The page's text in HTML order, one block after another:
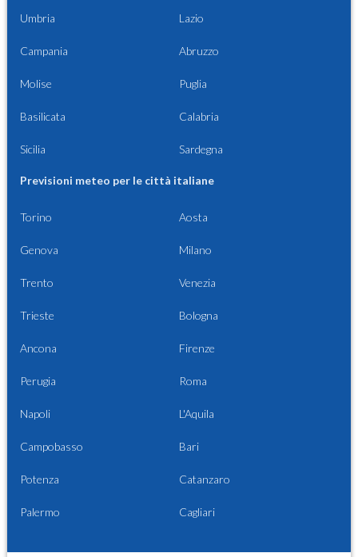
Umbria Lazio
Campania Abruzzo
Molise Puglia
Basilicata Calabria
Sicilia Sardegna
Previsioni meteo per le città italiane
Torino Aosta
Genova Milano
Trento Venezia
Trieste Bologna
Ancona Firenze
Perugia Roma
Napoli L'Aquila
Campobasso Bari
Potenza Catanzaro
Palermo Cagliari